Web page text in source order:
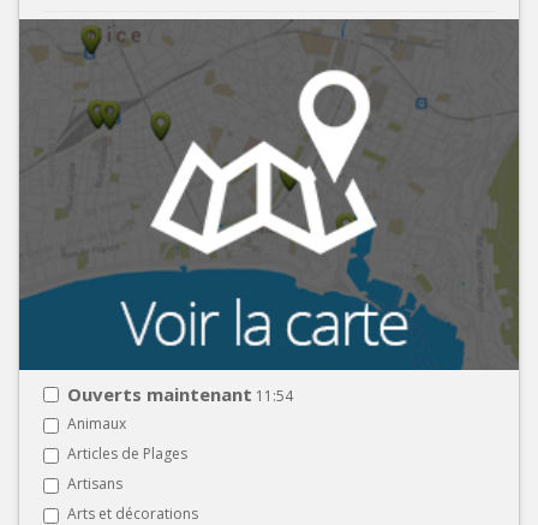
Ouverts maintenant 11:54
Animaux
Articles de Plages
Artisans
Arts et décorations